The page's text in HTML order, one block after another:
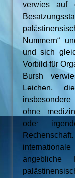
verwies auf
Nummern“
und sich
Vorbild für
Bursh
Leichen,
ohne
oder
angebliche